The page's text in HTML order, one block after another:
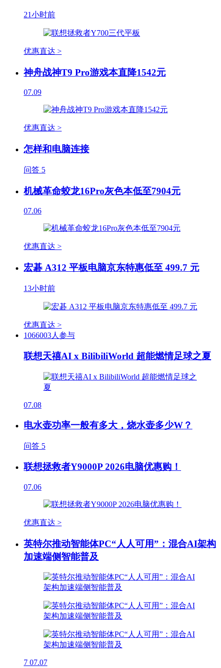
21小时前
优惠直达 >
神舟战神T9 Pro游戏本直降1542元
07.09
优惠直达 >
怎样和电脑连接
问答 5
机械革命蛟龙16Pro灰色本低至7904元
07.06
优惠直达 >
宏碁 A312 平板电脑京东特惠低至 499.7 元
13小时前
优惠直达 >
1066003人参与
联想天禧AI x BilibiliWorld 超能燃情足球之夏
07.08
电水壶功率一般有多大，烧水壶多少W？
问答 5
联想拯救者Y9000P 2026电脑优惠购！
07.06
优惠直达 >
英特尔推动智能体PC“人人可用”：混合AI架构
加速端侧智能普及
7 07.07